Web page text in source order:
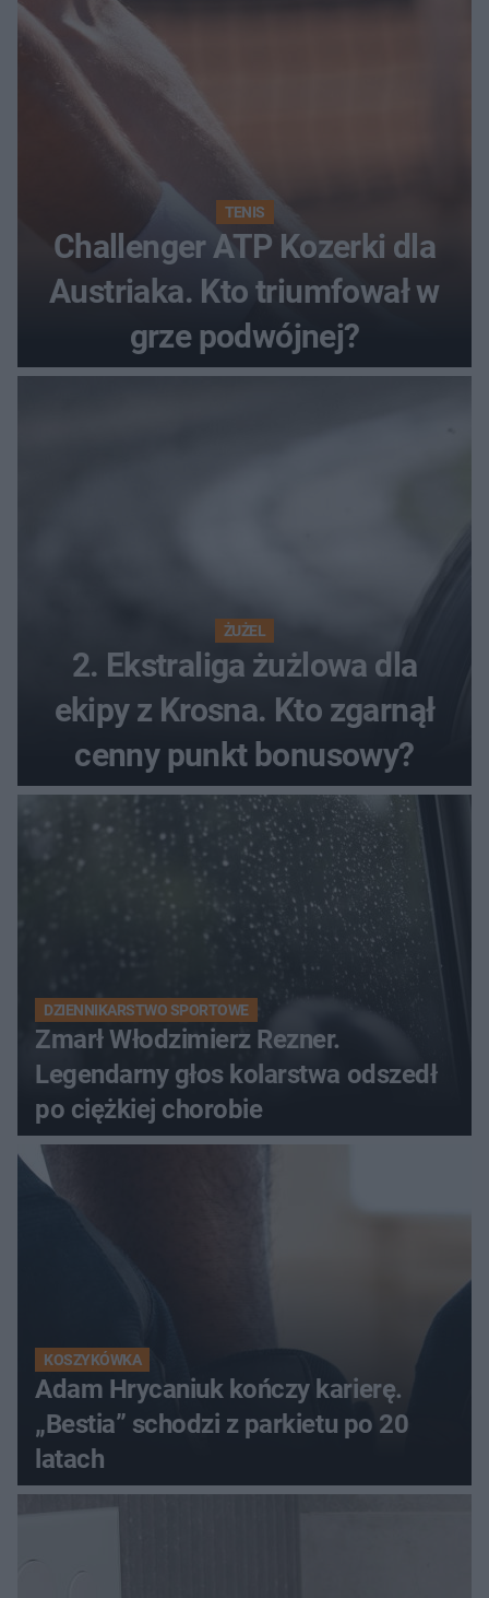
TENIS
Challenger ATP Kozerki dla
Austriaka. Kto triumfował w
grze podwójnej?
ŻUŻEL
2. Ekstraliga żużlowa dla
ekipy z Krosna. Kto zgarnął
cenny punkt bonusowy?
DZIENNIKARSTWO SPORTOWE
Zmarł Włodzimierz Rezner.
Legendarny głos kolarstwa odszedł
po ciężkiej chorobie
KOSZYKÓWKA
Adam Hrycaniuk kończy karierę.
„Bestia” schodzi z parkietu po 20
latach